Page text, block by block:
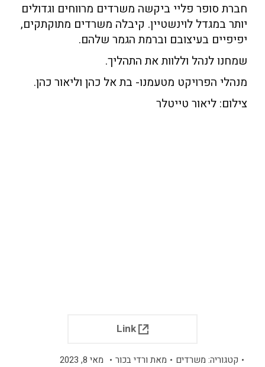
חברת סופר פליי ביקשה משרדים מרווחים וגדולים
יותר במגדל לוינשטיין. קיבלה משרדים מתוקתקים,
יפיפיים בעיצובם וברמת הגמר שלהם.
שמחנו לנהל וללוות את התהליך.
מנהלי הפרויקט מטעמנו- בת אל כהן וליאור כהן.
צילום: ליאור טייטלר
קטגוריה: משרדים מאת ורדי בכור
מאי 8, 2023